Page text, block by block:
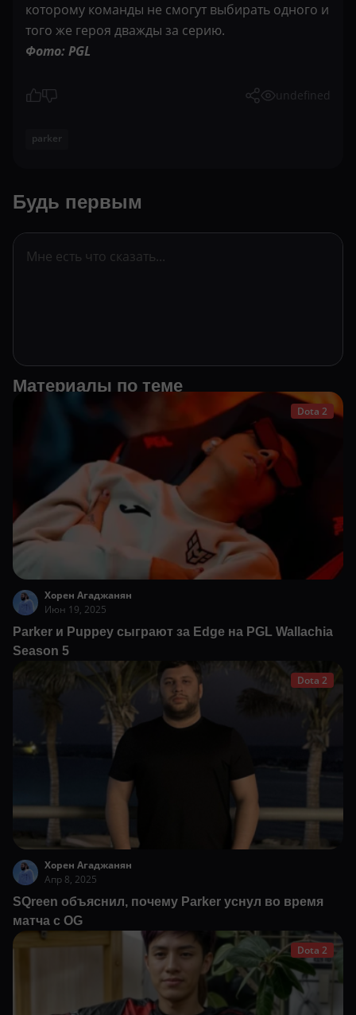
которому команды не смогут выбирать одного и
того же героя дважды за серию.
Фото: PGL
undefined
parker
Будь первым
Материалы по теме
Dota 2
Хорен Агаджанян
Июн 19, 2025
Parker и Puppey сыграют за Edge на PGL Wallachia
Season 5
Dota 2
Хорен Агаджанян
Апр 8, 2025
SQreen объяснил, почему Parker уснул во время
матча с OG
Dota 2